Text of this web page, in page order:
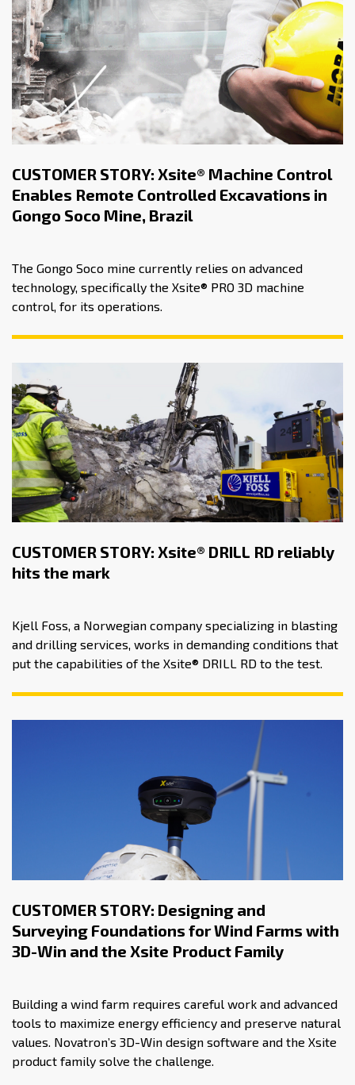
CUSTOMER STORY: Xsite® Machine Control
Enables Remote Controlled Excavations in
Gongo Soco Mine, Brazil
The Gongo Soco mine currently relies on advanced
technology, specifically the Xsite® PRO 3D machine
control, for its operations.
CUSTOMER STORY: Xsite® DRILL RD reliably
hits the mark
Kjell Foss, a Norwegian company specializing in blasting
and drilling services, works in demanding conditions that
put the capabilities of the Xsite® DRILL RD to the test.
CUSTOMER STORY: Designing and
Surveying Foundations for Wind Farms with
3D-Win and the Xsite Product Family
Building a wind farm requires careful work and advanced
tools to maximize energy efficiency and preserve natural
values. Novatron’s 3D-Win design software and the Xsite
product family solve the challenge.